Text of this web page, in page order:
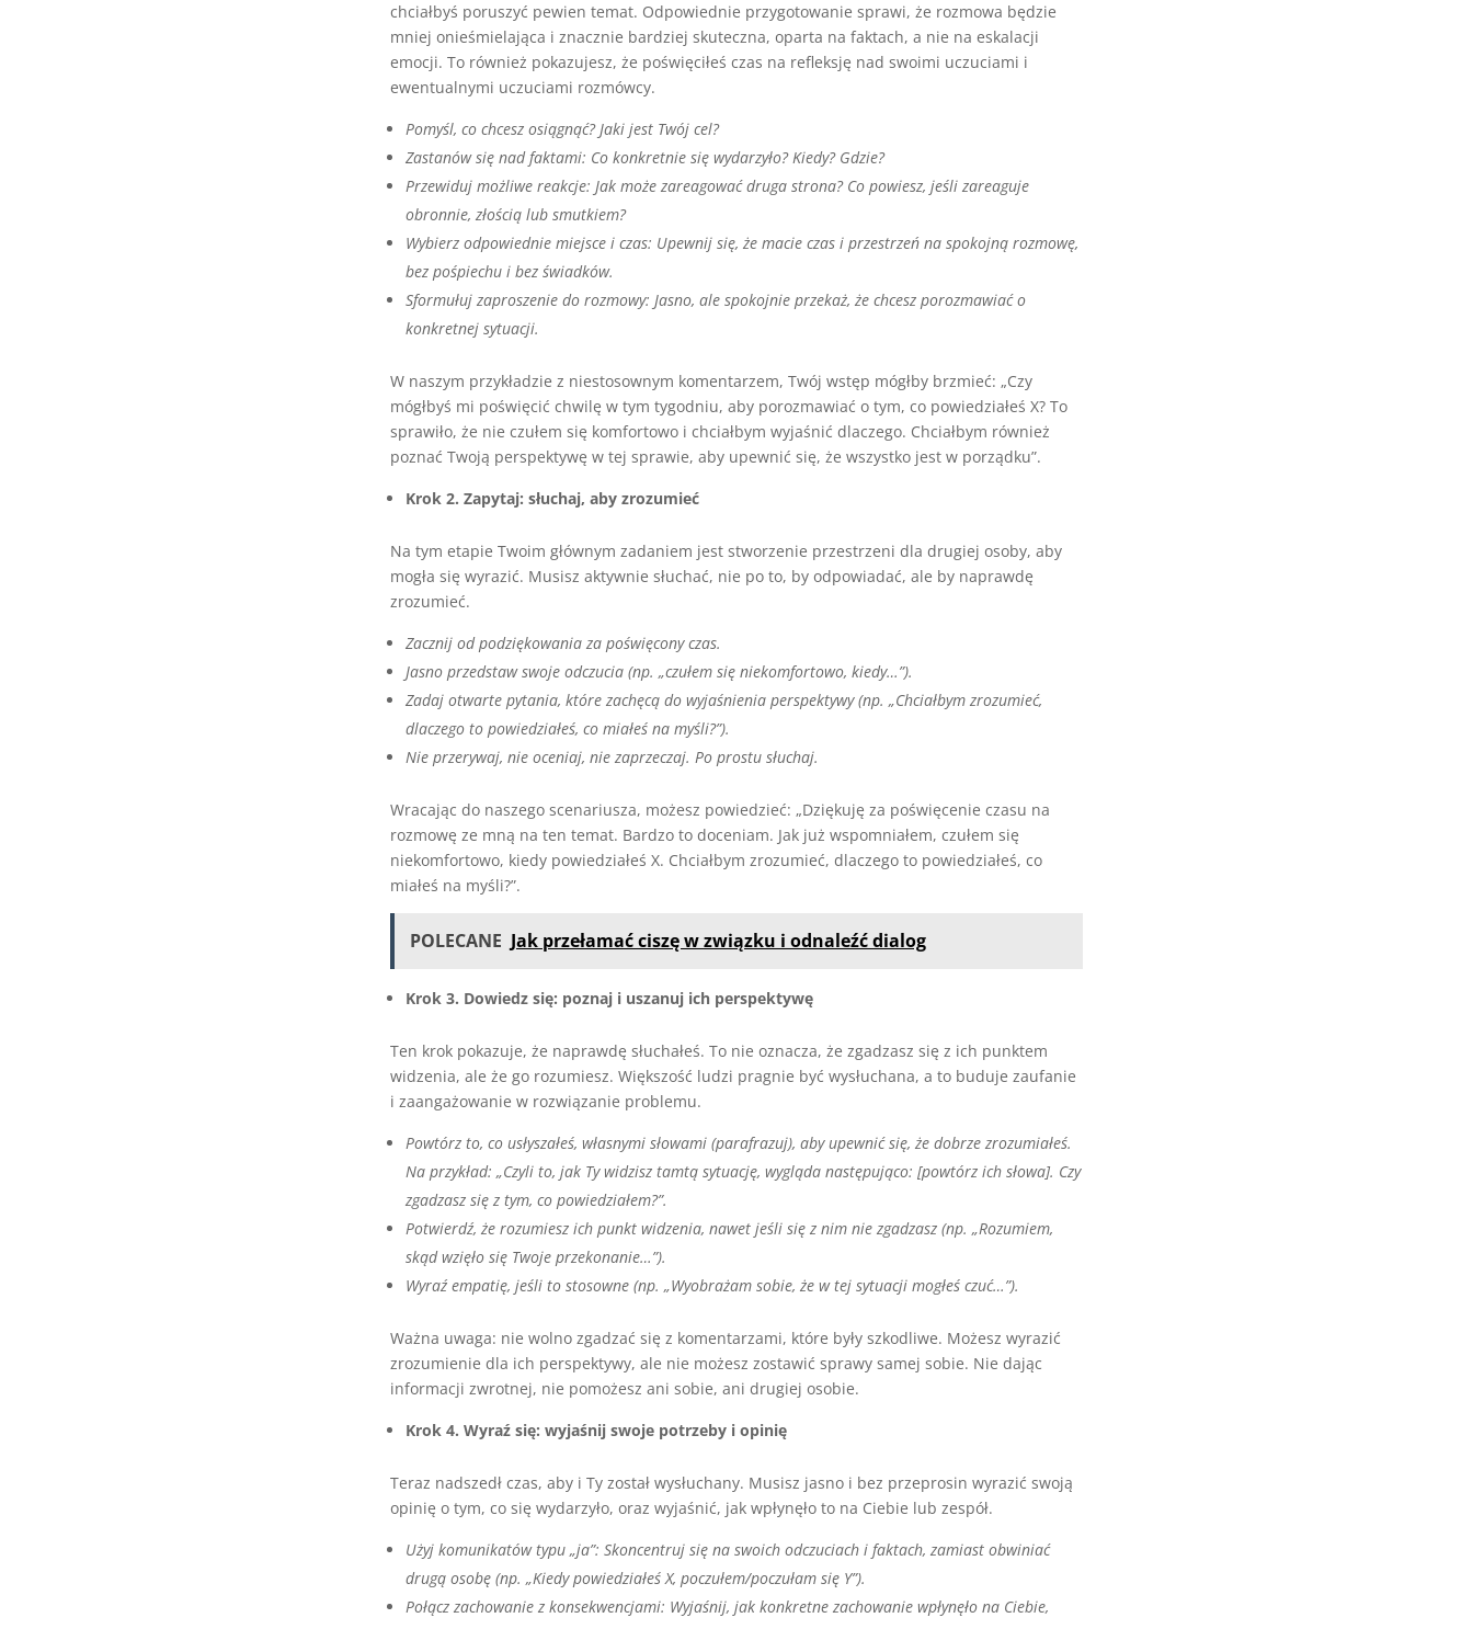
chciałbyś poruszyć pewien temat. Odpowiednie przygotowanie sprawi, że rozmowa będzie
mniej onieśmielająca i znacznie bardziej skuteczna, oparta na faktach, a nie na eskalacji
emocji. To również pokazujesz, że poświęciłeś czas na refleksję nad swoimi uczuciami i
ewentualnymi uczuciami rozmówcy.
Pomyśl, co chcesz osiągnąć? Jaki jest Twój cel?
Zastanów się nad faktami: Co konkretnie się wydarzyło? Kiedy? Gdzie?
Przewiduj możliwe reakcje: Jak może zareagować druga strona? Co powiesz, jeśli zareaguje
obronnie, złością lub smutkiem?
Wybierz odpowiednie miejsce i czas: Upewnij się, że macie czas i przestrzeń na spokojną rozmowę,
bez pośpiechu i bez świadków.
Sformułuj zaproszenie do rozmowy: Jasno, ale spokojnie przekaż, że chcesz porozmawiać o
konkretnej sytuacji.
W naszym przykładzie z niestosownym komentarzem, Twój wstęp mógłby brzmieć: „Czy
mógłbyś mi poświęcić chwilę w tym tygodniu, aby porozmawiać o tym, co powiedziałeś X? To
sprawiło, że nie czułem się komfortowo i chciałbym wyjaśnić dlaczego. Chciałbym również
poznać Twoją perspektywę w tej sprawie, aby upewnić się, że wszystko jest w porządku”.
Krok 2. Zapytaj: słuchaj, aby zrozumieć
Na tym etapie Twoim głównym zadaniem jest stworzenie przestrzeni dla drugiej osoby, aby
mogła się wyrazić. Musisz aktywnie słuchać, nie po to, by odpowiadać, ale by naprawdę
zrozumieć.
Zacznij od podziękowania za poświęcony czas.
Jasno przedstaw swoje odczucia (np. „czułem się niekomfortowo, kiedy…”).
Zadaj otwarte pytania, które zachęcą do wyjaśnienia perspektywy (np. „Chciałbym zrozumieć,
dlaczego to powiedziałeś, co miałeś na myśli?”).
Nie przerywaj, nie oceniaj, nie zaprzeczaj. Po prostu słuchaj.
Wracając do naszego scenariusza, możesz powiedzieć: „Dziękuję za poświęcenie czasu na
rozmowę ze mną na ten temat. Bardzo to doceniam. Jak już wspomniałem, czułem się
niekomfortowo, kiedy powiedziałeś X. Chciałbym zrozumieć, dlaczego to powiedziałeś, co
miałeś na myśli?”.
POLECANE Jak przełamać ciszę w związku i odnaleźć dialog
Krok 3. Dowiedz się: poznaj i uszanuj ich perspektywę
Ten krok pokazuje, że naprawdę słuchałeś. To nie oznacza, że zgadzasz się z ich punktem
widzenia, ale że go rozumiesz. Większość ludzi pragnie być wysłuchana, a to buduje zaufanie
i zaangażowanie w rozwiązanie problemu.
Powtórz to, co usłyszałeś, własnymi słowami (parafrazuj), aby upewnić się, że dobrze zrozumiałeś.
Na przykład: „Czyli to, jak Ty widzisz tamtą sytuację, wygląda następująco: [powtórz ich słowa]. Czy
zgadzasz się z tym, co powiedziałem?”.
Potwierdź, że rozumiesz ich punkt widzenia, nawet jeśli się z nim nie zgadzasz (np. „Rozumiem,
skąd wzięło się Twoje przekonanie…”).
Wyraź empatię, jeśli to stosowne (np. „Wyobrażam sobie, że w tej sytuacji mogłeś czuć…”).
Ważna uwaga: nie wolno zgadzać się z komentarzami, które były szkodliwe. Możesz wyrazić
zrozumienie dla ich perspektywy, ale nie możesz zostawić sprawy samej sobie. Nie dając
informacji zwrotnej, nie pomożesz ani sobie, ani drugiej osobie.
Krok 4. Wyraź się: wyjaśnij swoje potrzeby i opinię
Teraz nadszedł czas, aby i Ty został wysłuchany. Musisz jasno i bez przeprosin wyrazić swoją
opinię o tym, co się wydarzyło, oraz wyjaśnić, jak wpłynęło to na Ciebie lub zespół.
Użyj komunikatów typu „ja”: Skoncentruj się na swoich odczuciach i faktach, zamiast obwiniać
drugą osobę (np. „Kiedy powiedziałeś X, poczułem/poczułam się Y”).
Połącz zachowanie z konsekwencjami: Wyjaśnij, jak konkretne zachowanie wpłynęło na Ciebie,